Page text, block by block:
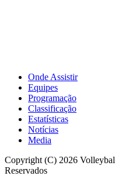
Onde Assistir
Equipes
Programação
Classificação
Estatísticas
Notícias
Media
Copyright (C) 2026
Reservados